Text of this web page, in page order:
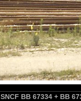
SNCF BB 67334 + BB